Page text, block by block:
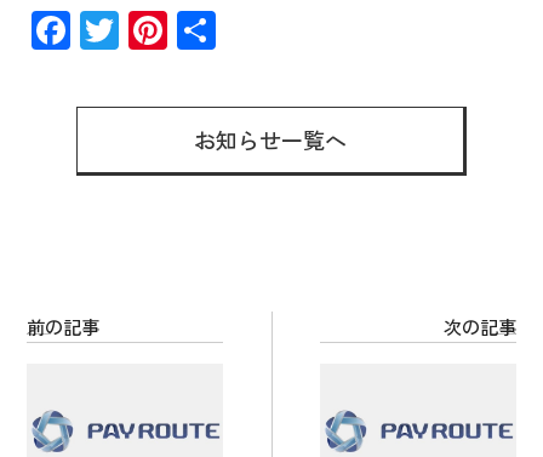
F
ac
e
o
T
wi
tt
Pi
nt
er
es
t
お知らせ一覧へ
前の記事 次の記事